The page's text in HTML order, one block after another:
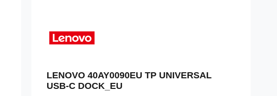
LENOVO 40AY0090EU TP UNIVERSAL
USB-C DOCK_EU